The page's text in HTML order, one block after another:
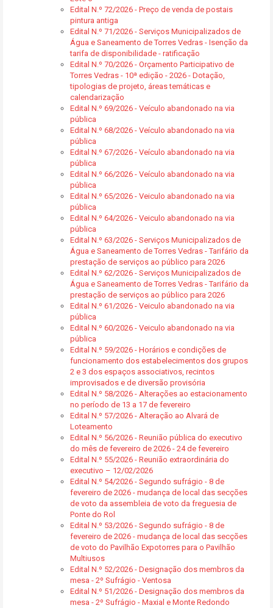
Edital N.º 72/2026 - Preço de venda de postais
pintura antiga
Edital N.º 71/2026 - Serviços Municipalizados de
Água e Saneamento de Torres Vedras - Isenção da
tarifa de disponibilidade - ratificação
Edital N.º 70/2026 - Orçamento Participativo de
Torres Vedras - 10ª edição - 2026 - Dotação,
tipologias de projeto, áreas temáticas e
calendarização
Edital N.º 69/2026 - Veículo abandonado na via
pública
Edital N.º 68/2026 - Veículo abandonado na via
pública
Edital N.º 67/2026 - Veículo abandonado na via
pública
Edital N.º 66/2026 - Veículo abandonado na via
pública
Edital N.º 65/2026 - Veiculo abandonado na via
pública
Edital N.º 64/2026 - Veiculo abandonado na via
pública
Edital N.º 63/2026 - Serviços Municipalizados de
Água e Saneamento de Torres Vedras - Tarifário da
prestação de serviços ao público para 2026
Edital N.º 62/2026 - Serviços Municipalizados de
Água e Saneamento de Torres Vedras - Tarifário da
prestação de serviços ao público para 2026
Edital N.º 61/2026 - Veiculo abandonado na via
pública
Edital N.º 60/2026 - Veiculo abandonado na via
pública
Edital N.º 59/2026 - Horários e condições de
funcionamento dos estabelecimentos dos grupos
2 e 3 dos espaços associativos, recintos
improvisados e de diversão provisória
Edital N.º 58/2026 - Alterações ao estacionamento
no período de 13 a 17 de fevereiro
Edital N.º 57/2026 - Alteração ao Alvará de
Loteamento
Edital N.º 56/2026 - Reunião pública do executivo
do mês de fevereiro de 2026 - 24 de fevereiro
Edital N.º 55/2026 - Reunião extraordinária do
executivo – 12/02/2026
Edital N.º 54/2026 - Segundo sufrágio - 8 de
fevereiro de 2026 - mudança de local das secções
de voto da assembleia de voto da freguesia de
Ponte do Rol
Edital N.º 53/2026 - Segundo sufrágio - 8 de
fevereiro de 2026 - mudança de local das secções
de voto do Pavilhão Expotorres para o Pavilhão
Multiusos
Edital N.º 52/2026 - Designação dos membros da
mesa - 2º Sufrágio - Ventosa
Edital N.º 51/2026 - Designação dos membros da
mesa - 2º Sufrágio - Maxial e Monte Redondo